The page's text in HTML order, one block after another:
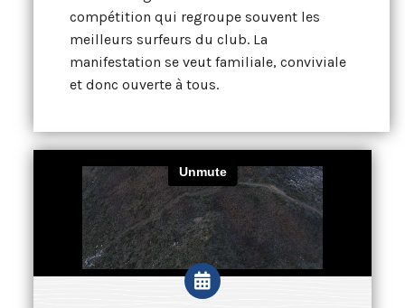
compétition qui regroupe souvent les
meilleurs surfeurs du club. La
manifestation se veut familiale, conviviale
et donc ouverte à tous.